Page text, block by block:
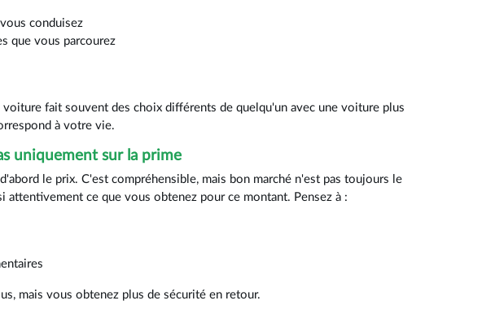
conduisez
que vous parcourez
fait souvent des choix différents de quelqu'un avec une voiture plus
à votre vie.
uniquement sur la prime
le prix. C'est compréhensible, mais bon marché n'est pas toujours le
attentivement ce que vous obtenez pour ce montant. Pensez à :
mais vous obtenez plus de sécurité en retour.